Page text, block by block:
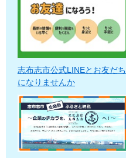
志布志市公式LINEとお友だち
になりませんか